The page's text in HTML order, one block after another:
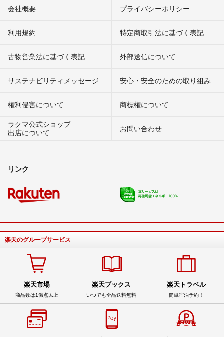
会社概要 プライバシーポリシー
利用規約 特定商取引法に基づく表記
古物営業法に基づく表記 外部送信について
サステナビリティメッセージ 安心・安全のための取り組み
権利侵害について
商標権について
ラクマ公式ショップ
出店について
お問い合わせ
リンク
楽天のグループサービス
楽天市場
商品数は1億点以上
楽天ブックス
いつでも全品送料無料
楽天トラベル
簡単宿泊予約！